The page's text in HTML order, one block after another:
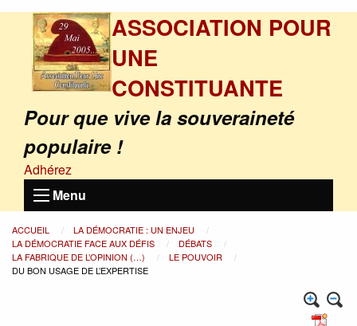
ASSOCIATION POUR
UNE
CONSTITUANTE
Pour que vive la souveraineté
populaire !
Adhérez
Menu
ACCUEIL
LA DÉMOCRATIE : UN ENJEU
LA DÉMOCRATIE FACE AUX DÉFIS
DÉBATS
LA FABRIQUE DE L’OPINION (…)
LE POUVOIR
DU BON USAGE DE L’EXPERTISE